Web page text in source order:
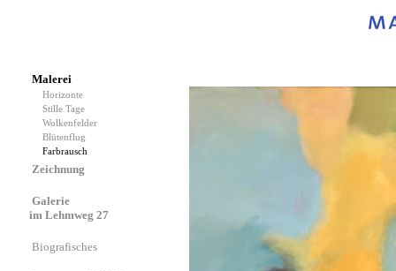
Malerei
Horizonte
Stille Tage
Wolkenfelder
Blütenflug
Farbrausch
Zeichnung
Galerie
im Lehmweg 27
Biografisches